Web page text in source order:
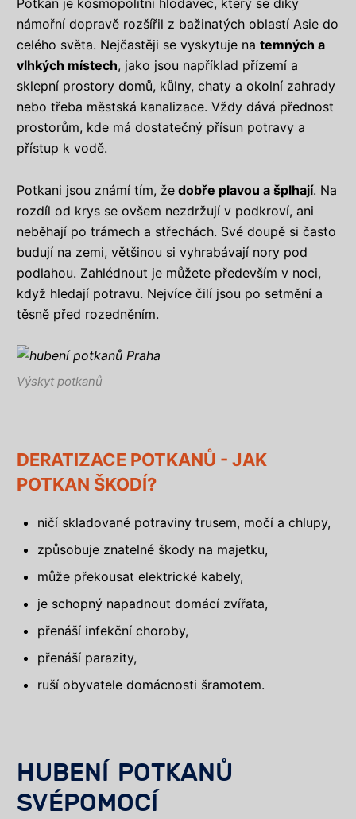
Potkan je kosmopolitní hlodavec, který se díky
námořní dopravě rozšířil z bažinatých oblastí Asie do
celého světa. Nejčastěji se vyskytuje na temných a
vlhkých místech, jako jsou například přízemí a
sklepní prostory domů, kůlny, chaty a okolní zahrady
nebo třeba městská kanalizace. Vždy dává přednost
prostorům, kde má dostatečný přísun potravy a
přístup k vodě.
Potkani jsou známí tím, že dobře plavou a šplhají. Na
rozdíl od krys se ovšem nezdržují v podkroví, ani
neběhají po trámech a střechách. Své doupě si často
budují na zemi, většinou si vyhrabávají nory pod
podlahou. Zahlédnout je můžete především v noci,
když hledají potravu. Nejvíce čilí jsou po setmění a
těsně před rozedněním.
Výskyt potkanů
DERATIZACE POTKANŮ - JAK
POTKAN ŠKODÍ?
ničí skladované potraviny trusem, močí a chlupy,
způsobuje znatelné škody na majetku,
může překousat elektrické kabely,
je schopný napadnout domácí zvířata,
přenáší infekční choroby,
přenáší parazity,
ruší obyvatele domácnosti šramotem.
HUBENÍ POTKANŮ
SVÉPOMOCÍ